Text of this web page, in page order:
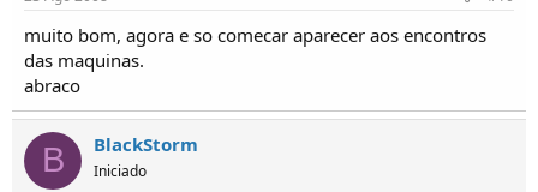
muito bom, agora e so comecar aparecer aos encontros
das maquinas.
abraco
B BlackStorm
Iniciado